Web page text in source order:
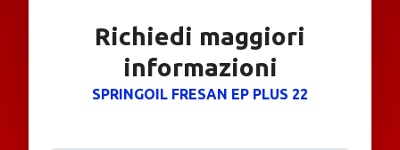
Richiedi maggiori
informazioni
SPRINGOIL FRESAN EP PLUS 22